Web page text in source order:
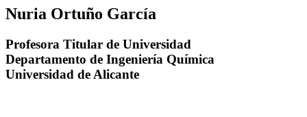
Nuria Ortuño García
Profesora Titular de Universidad
Departamento de Ingeniería Química
Universidad de Alicante